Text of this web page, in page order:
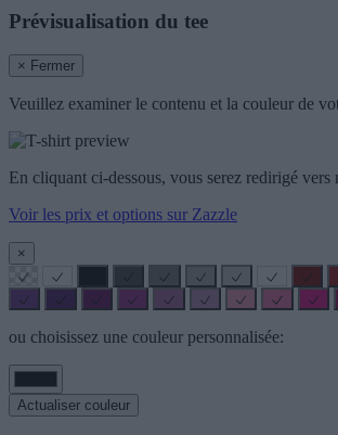
Prévisualisation du tee
× Fermer
Veuillez examiner le contenu et la couleur de
En cliquant ci-dessous, vous serez redirigé
Voir les prix et options sur Zazzle
×
ou choisissez une couleur personnalisée:
Actualiser couleur